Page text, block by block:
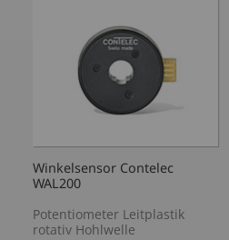
Winkelsensor Contelec
WAL200
Potentiometer Leitplastik
rotativ Hohlwelle